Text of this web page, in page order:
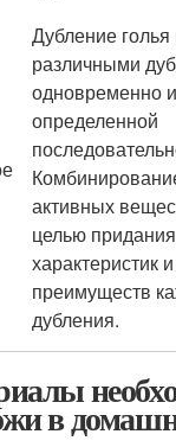
Дубление
различными
одновременно
определенной
активных
целью
характеристик
преимуществ
дубления.
в